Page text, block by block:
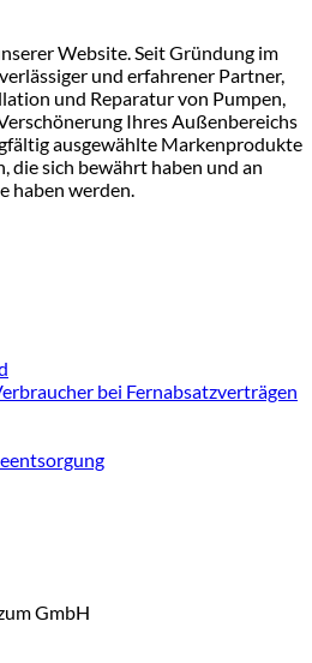
Website. Seit Gründung im
und erfahrener Partner,
und Reparatur von Pumpen,
Ihres Außenbereichs
ausgewählte Markenprodukte
die sich bewährt haben und an
haben werden.
bei Fernabsatzverträgen
GmbH